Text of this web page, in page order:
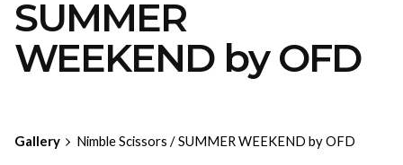
SUMMER
WEEKEND by OFD
Gallery Nimble Scissors / SUMMER WEEKEND by OFD